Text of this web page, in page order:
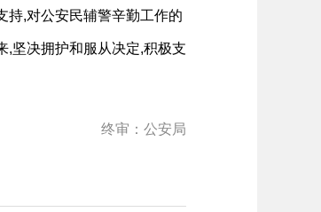
持,对公安民辅警辛勤工作的
,坚决拥护和服从决定,积极支
终审：公安局